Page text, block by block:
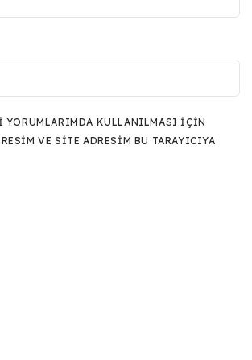
YORUMLARIMDA KULLANILMASI IÇIN
VE SITE ADRESIM BU TARAYICIYA